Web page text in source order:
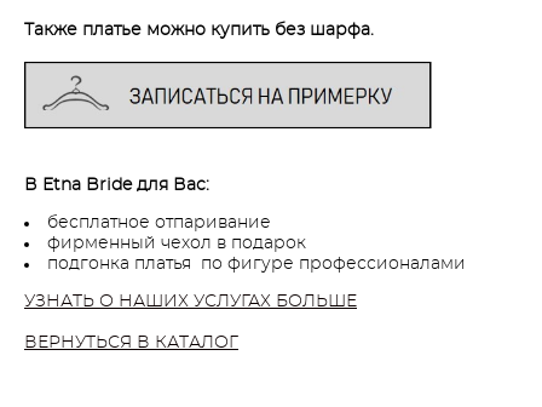
Также платье можно купить без шарфа.
В Etna Bride для Вас:
бесплатное отпаривание
фирменный чехол в подарок
подгонка платья по фигуре профессионалами
УЗНАТЬ О НАШИХ УСЛУГАХ БОЛЬШЕ
ВЕРНУТЬСЯ В КАТАЛОГ